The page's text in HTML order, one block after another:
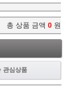
총 상품 금액 0 원
관심상품